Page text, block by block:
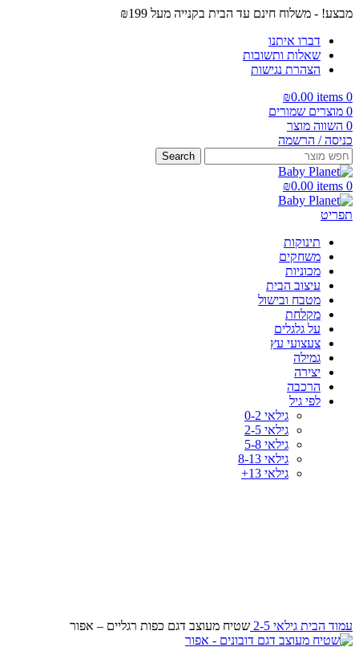
מבצע! - משלוח חינם עד הבית בקנייה מעל ₪199
דברו איתנו
שאלות ותשובות
הצהרת נגישות
0
items
₪0.00
0 מוצרים שמורים
0 השווה מוצר
כניסה / הרשמה
Search
0
items
₪0.00
תפריט
תינוקות
משחקים
מכוניות
עיצוב הבית
מטבח ובישול
מקלחת
על גלגלים
צעצועי עץ
גמילה
יצירה
הרכבה
לפי גיל
גילאי 0-2
גילאי 2-5
גילאי 5-8
גילאי 8-13
גילאי 13+
עמוד הבית גילאי 2-5 שטיח מעוצב דגם כפות רגליים – אפור